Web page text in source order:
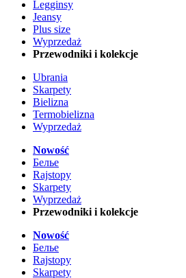
Legginsy
Jeansy
Plus size
Wyprzedaż
Przewodniki i kolekcje
Ubrania
Skarpety
Bielizna
Termobielizna
Wyprzedaż
Nowość
Белье
Rajstopy
Skarpety
Wyprzedaż
Przewodniki i kolekcje
Nowość
Белье
Rajstopy
Skarpety